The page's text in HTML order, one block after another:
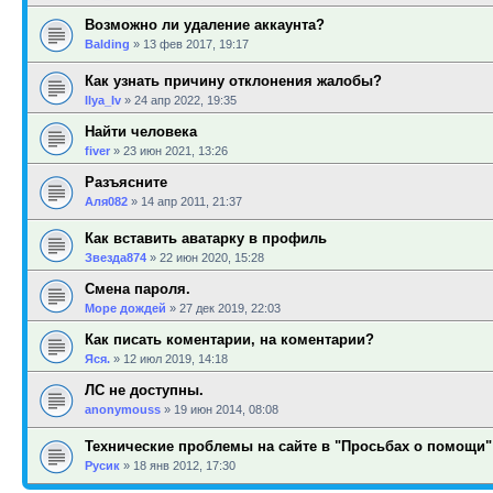
Возможно ли удаление аккаунта?
Balding » 13 фев 2017, 19:17
Как узнать причину отклонения жалобы?
Ilya_Iv » 24 апр 2022, 19:35
Найти человека
fiver » 23 июн 2021, 13:26
Разъясните
Аля082 » 14 апр 2011, 21:37
Как вставить аватарку в профиль
Звезда874 » 22 июн 2020, 15:28
Смена пароля.
Море дождей » 27 дек 2019, 22:03
Как писать коментарии, на коментарии?
Яся. » 12 июл 2019, 14:18
ЛС не доступны.
anonymouss » 19 июн 2014, 08:08
Технические проблемы на сайте в "Просьбах о помощи"
Русик » 18 янв 2012, 17:30